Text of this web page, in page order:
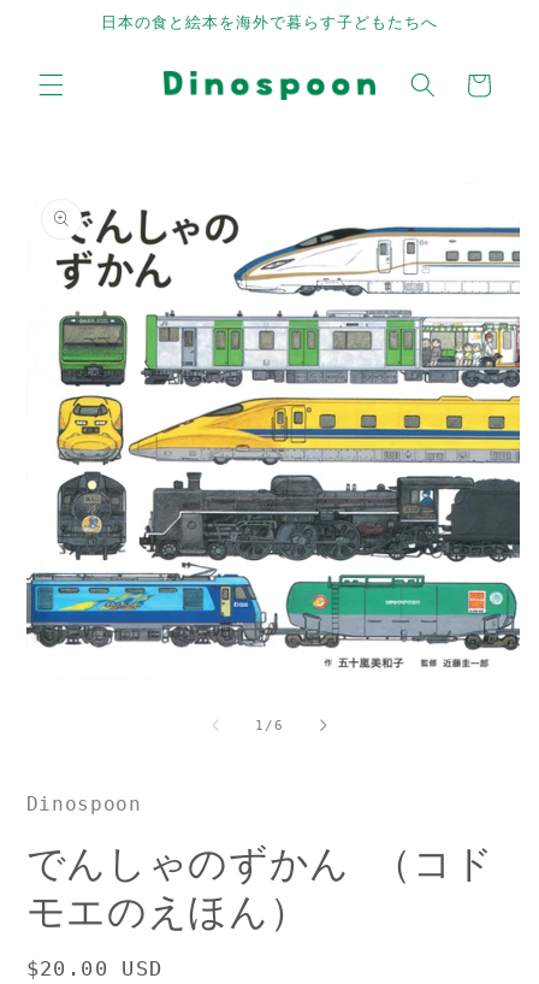
Skip to
content
日本の食と絵本を海外で暮らす子どもたちへ
Cart
information
1 /of
6
Dinospoon
でんしゃのずかん （コド
モエのえほん）
Regular
$20.00 USD